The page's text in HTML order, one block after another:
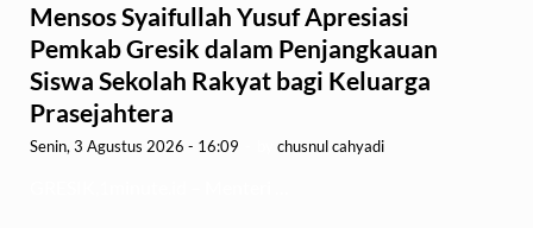
Mensos Syaifullah Yusuf Apresiasi
Pemkab Gresik dalam Penjangkauan
Siswa Sekolah Rakyat bagi Keluarga
Prasejahtera
Senin, 3 Agustus 2026 - 16:09 chusnul cahyadi